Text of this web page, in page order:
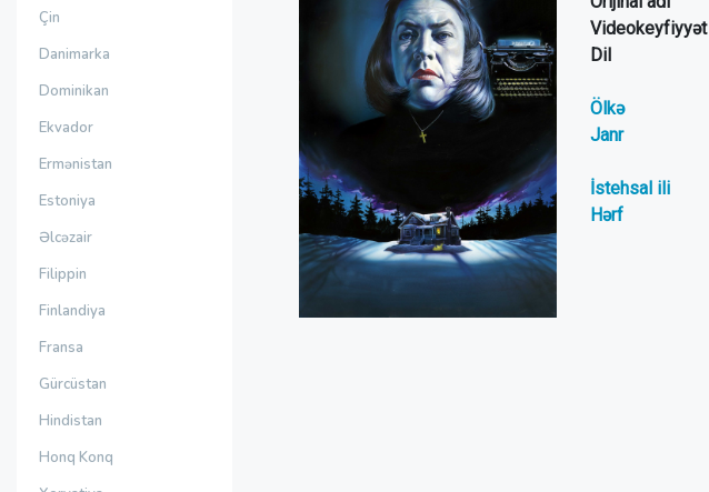
Çin
Danimarka
Dominikan
Ekvador
Ermənistan
Estoniya
Əlcəzair
Filippin
Finlandiya
Fransa
Gürcüstan
Hindistan
Honq Konq
Videokeyfiyyət
Dil
Ölkə
Janr
İstehsal ili
Hərf